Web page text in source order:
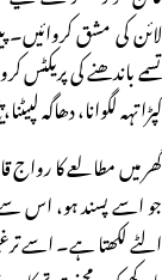
لائن کی مشق کروائیں۔
تسمے باندھنے کی
کپڑا تہہ لگوانا، دھاگہ
گھر میں مطالعے کا رواج
جو اسے پسند ہو، اس سے
الٹے لکھتا ہے۔ اسے